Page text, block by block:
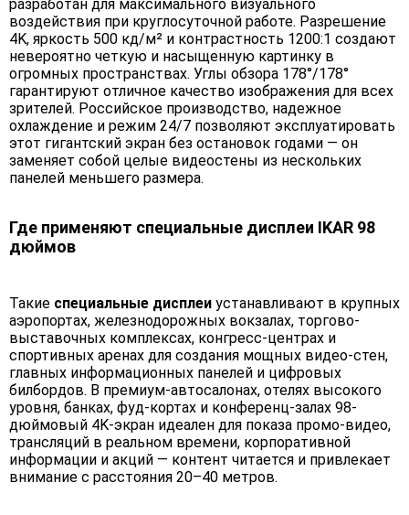
разработан для максимального визуального
воздействия при круглосуточной работе. Разрешение
4K, яркость 500 кд/м² и контрастность 1200:1 создают
невероятно четкую и насыщенную картинку в
огромных пространствах. Углы обзора 178°/178°
гарантируют отличное качество изображения для всех
зрителей. Российское производство, надежное
охлаждение и режим 24/7 позволяют эксплуатировать
этот гигантский экран без остановок годами — он
заменяет собой целые видеостены из нескольких
панелей меньшего размера.
Где применяют специальные дисплеи IKAR 98
дюймов
Такие специальные дисплеи устанавливают в крупных
аэропортах, железнодорожных вокзалах, торгово-
выставочных комплексах, конгресс-центрах и
спортивных аренах для создания мощных видео-стен,
главных информационных панелей и цифровых
билбордов. В премиум-автосалонах, отелях высокого
уровня, банках, фуд-кортах и конференц-залах 98-
дюймовый 4K-экран идеален для показа промо-видео,
трансляций в реальном времени, корпоративной
информации и акций — контент читается и привлекает
внимание с расстояния 20–40 метров.